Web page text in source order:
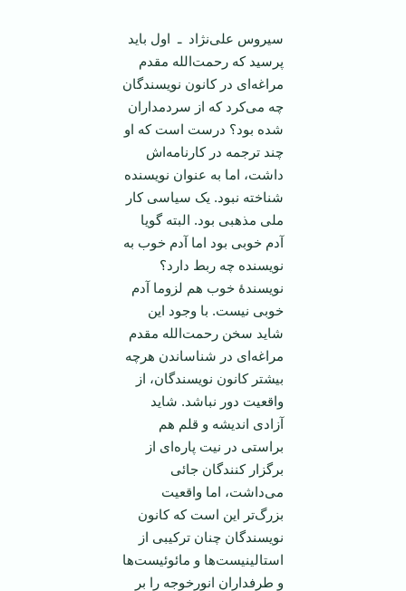
سیروس علی‌نژاد ـ اول باید
پرسید که رحمت‌الله مقدم
مراغه‌ای در کانون نویسندگان
چه می‌کرد که از سردمداران
شده بود؟ درست است که او
چند ترجمه در کارنامه‌اش
داشت، اما به عنوان نویسنده
شناخته نبود. یک سیاسی کار
ملی مذهبی بود. البته گویا
آدم خوبی بود اما آدم خوب به
نویسنده چه ربط دارد؟
نویسندۀ خوب هم لزوما آدم
خوبی نیست. با وجود این
شاید سخن رحمت‌الله مقدم
مراغه‌ای در شناساندن هرچه
بیشتر کانون نویسندگان، از
واقعیت دور نباشد. شاید
آزادی اندیشه و قلم هم
براستی در نیت پاره‌ای از
برگزار کنندگان جائی
می‌داشت، اما واقعیت
بزرگ‌تر این است که کانون
نویسندگان چنان ترکیبی از
استالینیست‌ها و مائوئیست‌ها
و طرفداران انورخوجه را بر